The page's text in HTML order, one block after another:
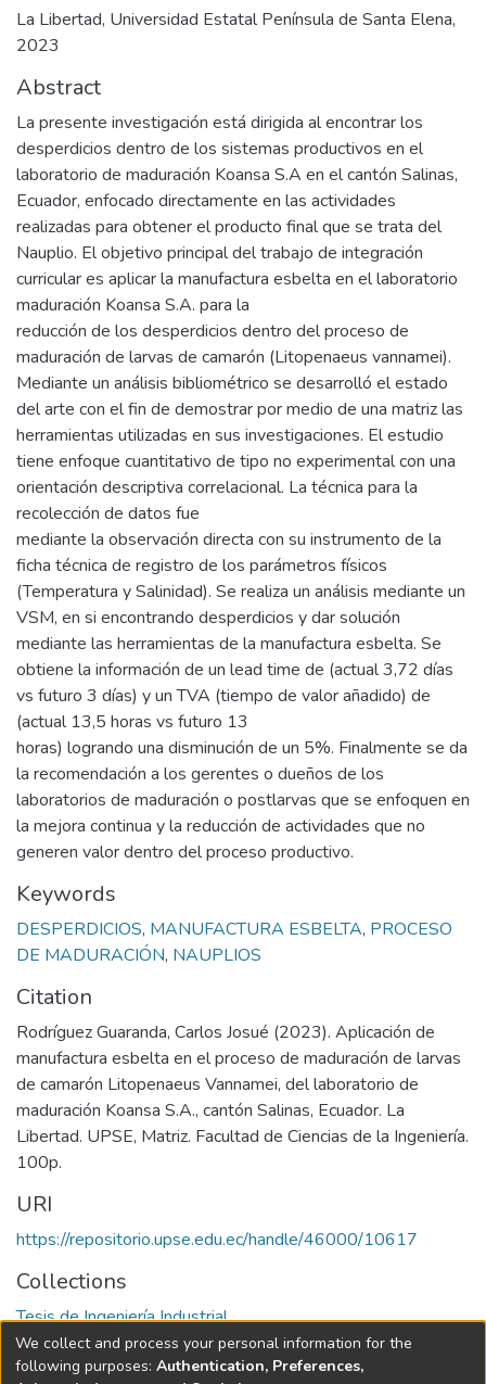
La Libertad, Universidad Estatal Península de Santa Elena,
2023
Abstract
La presente investigación está dirigida al encontrar los
desperdicios dentro de los sistemas productivos en el
laboratorio de maduración Koansa S.A en el cantón Salinas,
Ecuador, enfocado directamente en las actividades
realizadas para obtener el producto final que se trata del
Nauplio. El objetivo principal del trabajo de integración
curricular es aplicar la manufactura esbelta en el laboratorio
maduración Koansa S.A. para la
reducción de los desperdicios dentro del proceso de
maduración de larvas de camarón (Litopenaeus vannamei).
Mediante un análisis bibliométrico se desarrolló el estado
del arte con el fin de demostrar por medio de una matriz las
herramientas utilizadas en sus investigaciones. El estudio
tiene enfoque cuantitativo de tipo no experimental con una
orientación descriptiva correlacional. La técnica para la
recolección de datos fue
mediante la observación directa con su instrumento de la
ficha técnica de registro de los parámetros físicos
(Temperatura y Salinidad). Se realiza un análisis mediante un
VSM, en si encontrando desperdicios y dar solución
mediante las herramientas de la manufactura esbelta. Se
obtiene la información de un lead time de (actual 3,72 días
vs futuro 3 días) y un TVA (tiempo de valor añadido) de
(actual 13,5 horas vs futuro 13
horas) logrando una disminución de un 5%. Finalmente se da
la recomendación a los gerentes o dueños de los
laboratorios de maduración o postlarvas que se enfoquen en
la mejora continua y la reducción de actividades que no
generen valor dentro del proceso productivo.
Keywords
DESPERDICIOS, MANUFACTURA ESBELTA, PROCESO
DE MADURACIÓN, NAUPLIOS
Citation
Rodríguez Guaranda, Carlos Josué (2023). Aplicación de
manufactura esbelta en el proceso de maduración de larvas
de camarón Litopenaeus Vannamei, del laboratorio de
maduración Koansa S.A., cantón Salinas, Ecuador. La
Libertad. UPSE, Matriz. Facultad de Ciencias de la Ingeniería.
100p.
URI
https://repositorio.upse.edu.ec/handle/46000/10617
Collections
Tesis de Ingeniería Industrial
Full item page
We collect and process your personal information for the
following purposes: Authentication, Preferences,